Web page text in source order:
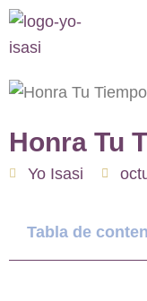
al
Honra Tu
Yo Isasi
Tabla de